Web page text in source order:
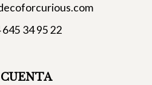
645 34 95 22